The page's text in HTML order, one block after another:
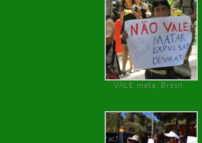
VALE mata, Brasil